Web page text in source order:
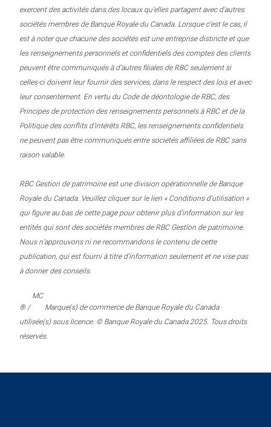
exercent des activités dans des locaux qu’elles partagent avec d’autres
sociétés membres de Banque Royale du Canada. Lorsque c’est le cas, il
est à noter que chacune des sociétés est une entreprise distincte et que
les renseignements personnels et confidentiels des comptes des clients
peuvent être communiqués à d’autres filiales de RBC seulement si
celles-ci doivent leur fournir des services, dans le respect des lois et avec
leur consentement. En vertu du Code de déontologie de RBC, des
Principes de protection des renseignements personnels à RBC et de la
Politique des conflits d’intérêts RBC, les renseignements confidentiels
ne peuvent pas être communiqués entre sociétés affiliées de RBC sans
raison valable.
RBC Gestion de patrimoine est une division opérationnelle de Banque
Royale du Canada. Veuillez cliquer sur le lien « Conditions d’utilisation »
qui figure au bas de cette page pour obtenir plus d’information sur les
entités qui sont des sociétés membres de RBC Gestion de patrimoine.
Nous n’approuvons ni ne recommandons le contenu de cette
publication, qui est fourni à titre d’information seulement et ne vise pas
à donner des conseils.
® /
MC
Marque(s) de commerce de Banque Royale du Canada
utilisée(s) sous licence. © Banque Royale du Canada 2025. Tous droits
réservés.